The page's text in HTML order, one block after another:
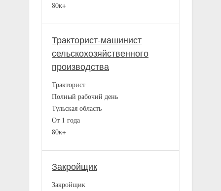
80к+
Тракторист-машинист
сельскохозяйственного
производства
Тракторист
Полный рабочий день
Тульская область
От 1 года
80к+
Закройщик
Закройщик